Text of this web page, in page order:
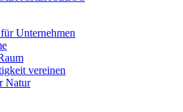
Unternehmen
vereinen
Natur